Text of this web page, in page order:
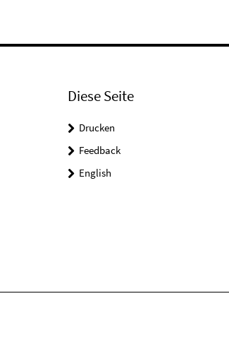
Diese Seite
Drucken
Feedback
English